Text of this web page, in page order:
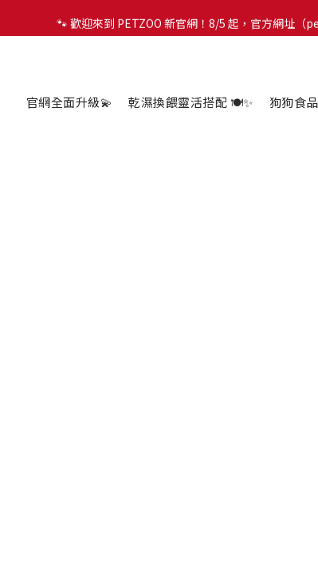
🐾 歡迎來到 PETZOO 新官網！8/5 起，官方網址
🐾 歡迎來到 PETZOO 新官網！8/5 起，官方網址
✨【新朋友見面禮】
官網全面升級💫 乾濕換餵靈活搭配 🍽️✨ 狗狗食品